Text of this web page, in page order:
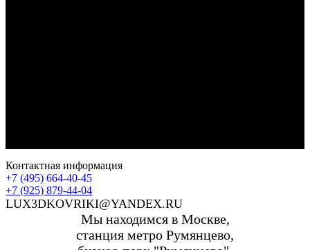
Контактная информация
+7 (495) 664-40-45
+7 (925) 879-44-04
LUX3DKOVRIKI@YANDEX.RU
Мы находимся в Москве,
станция метро Румянцево,